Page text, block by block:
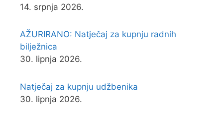
14. srpnja 2026.
AŽURIRANO: Natječaj za kupnju radnih
bilježnica
30. lipnja 2026.
Natječaj za kupnju udžbenika
30. lipnja 2026.